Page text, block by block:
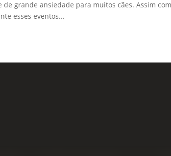
grande ansiedade para muitos cães. Assim
esses eventos...